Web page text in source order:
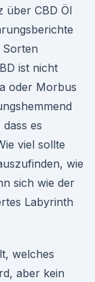
über CBD Öl
ist nicht
oder Morbus
es
viel sollte
wie
sich wie der
Labyrinth
welches
aber kein